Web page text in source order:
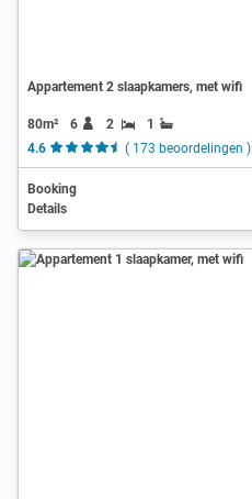
Appartement 2 slaapkamers, met wifi
80m² 6 2
1
4.6
( 173 beoordelingen )
Booking
Details